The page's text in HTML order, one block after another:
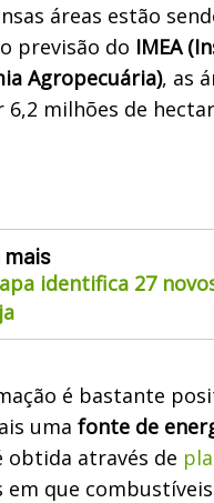
áreas estão
previsão do IMEA
Agropecuária), as
6,2 milhões de
mais
identifica 27
é bastante
uma fonte de
obtida através de
em que